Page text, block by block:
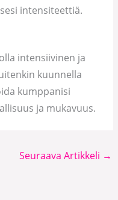
intensiteettiä.
intensiivinen ja
kuunnella
kumppanisi
ja mukavuus.
Seuraava Artikkeli →